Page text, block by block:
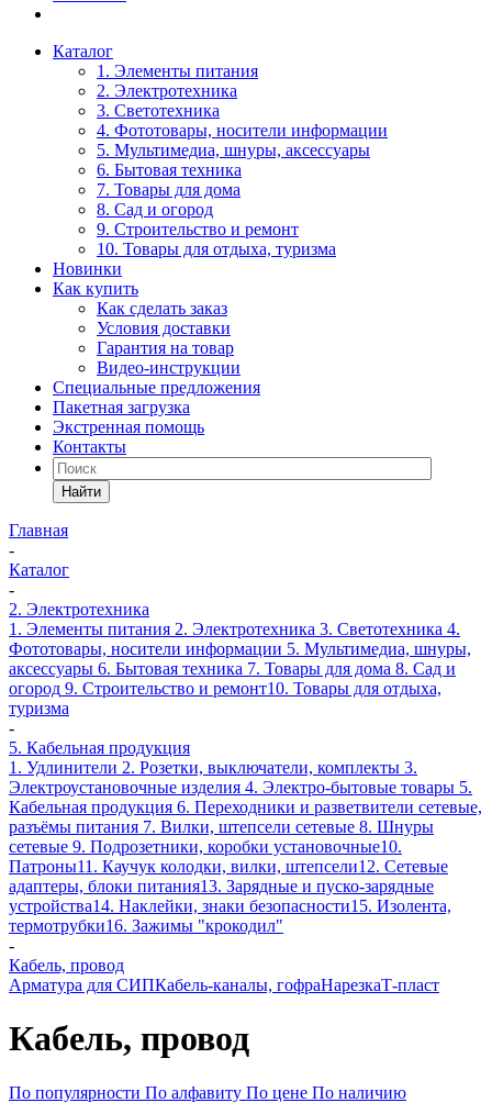
Каталог
1. Элементы питания
2. Электротехника
3. Светотехника
4. Фототовары, носители информации
5. Мультимедиа, шнуры, аксессуары
6. Бытовая техника
7. Товары для дома
8. Сад и огород
9. Строительство и ремонт
10. Товары для отдыха, туризма
Новинки
Как купить
Как сделать заказ
Условия доставки
Гарантия на товар
Видео-инструкции
Специальные предложения
Пакетная загрузка
Экстренная помощь
Контакты
Найти
Главная
-
Каталог
-
2. Электротехника
1. Элементы питания 2. Электротехника 3. Светотехника 4.
Фототовары, носители информации 5. Мультимедиа, шнуры,
аксессуары 6. Бытовая техника 7. Товары для дома 8. Сад и
огород 9. Строительство и ремонт10. Товары для отдыха,
туризма
-
5. Кабельная продукция
1. Удлинители 2. Розетки, выключатели, комплекты 3.
Электроустановочные изделия 4. Электро-бытовые товары 5.
Кабельная продукция 6. Переходники и разветвители сетевые,
разъёмы питания 7. Вилки, штепсели сетевые 8. Шнуры
сетевые 9. Подрозетники, коробки установочные10.
Патроны11. Каучук колодки, вилки, штепсели12. Сетевые
адаптеры, блоки питания13. Зарядные и пуско-зарядные
устройства14. Наклейки, знаки безопасности15. Изолента,
термотрубки16. Зажимы "крокодил"
-
Кабель, провод
Арматура для СИПКабель-каналы, гофраНарезкаТ-пласт
Кабель, провод
По популярности По алфавиту По цене По наличию